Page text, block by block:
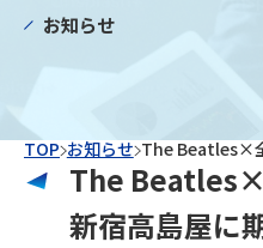
お知らせ
TOP お知らせ
The
新宿高島屋に